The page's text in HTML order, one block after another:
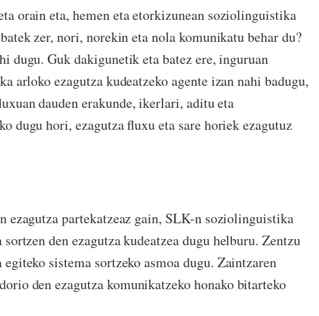
orain eta, hemen eta etorkizunean soziolinguistika
zer, nori, norekin eta nola komunikatu behar du?
dugu. Guk dakigunetik eta batez ere, inguruan
arloko ezagutza kudeatzeko agente izan nahi badugu,
dauden erakunde, ikerlari, aditu eta
dugu hori, ezagutza fluxu eta sare horiek ezagutuz
ezagutza partekatzeaz gain, SLK-n soziolinguistika
den ezagutza kudeatzea dugu helburu. Zentzu
sistema sortzeko asmoa dugu. Zaintzaren
den ezagutza komunikatzeko honako bitarteko